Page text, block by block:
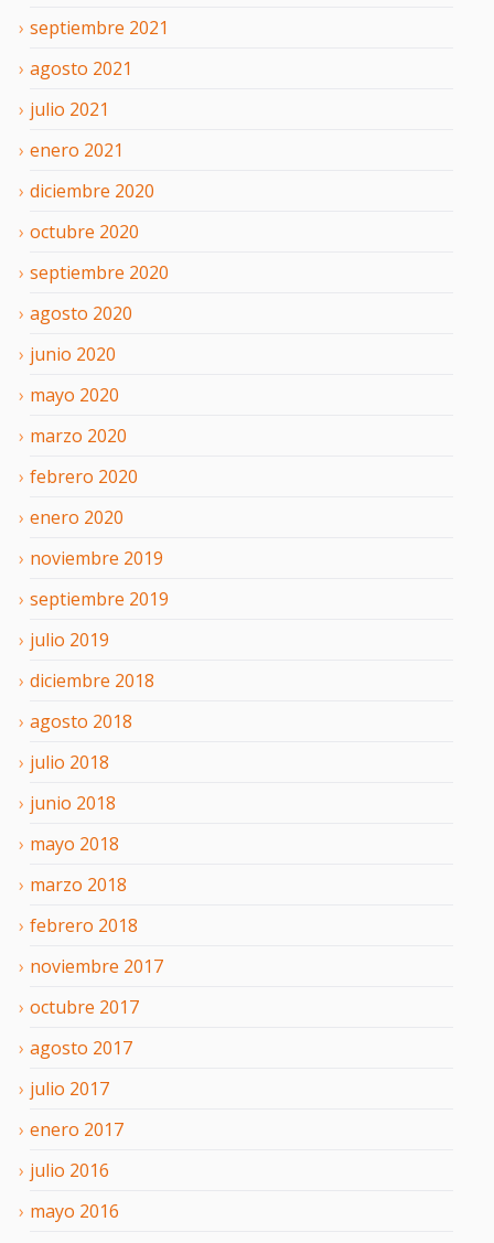
septiembre 2021
agosto 2021
julio 2021
enero 2021
diciembre 2020
octubre 2020
septiembre 2020
agosto 2020
junio 2020
mayo 2020
marzo 2020
febrero 2020
enero 2020
noviembre 2019
septiembre 2019
julio 2019
diciembre 2018
agosto 2018
julio 2018
junio 2018
mayo 2018
marzo 2018
febrero 2018
noviembre 2017
octubre 2017
agosto 2017
julio 2017
enero 2017
julio 2016
mayo 2016